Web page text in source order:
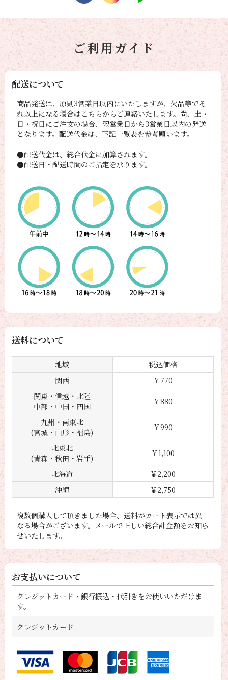
ご利用ガイド
配送について
商品発送は、原則3営業日以内にいたしますが、欠品等でそ
れ以上になる場合はこちらからご連絡いたします。尚、土・
日・祝日にご注文の場合、翌営業日から3営業日以内の発送
となります。配送代金は、下記一覧表を参考願います。
●配送代金は、総合代金に加算されます。
●配送日・配送時間のご指定を承ります。
送料について
地域
税込価格
関西
￥770
関東・信越・北陸
中部・中国・四国
￥880
九州・南東北
(宮城・山形・福島)
￥990
北東北
(青森・秋田・岩手)
￥1,100
北海道
￥2,200
沖縄
￥2,750
複数個購入して頂きました場合、送料がカート表示では異
なる場合がございます。メールで正しい総合計金額をお知ら
せいたします。
お支払いについて
クレジットカード・銀行振込・代引きをお使いいただけま
す。
クレジットカード